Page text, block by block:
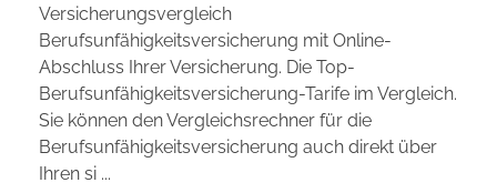
Versicherungsvergleich
Berufsunfähigkeitsversicherung mit Online-
Abschluss Ihrer Versicherung. Die Top-
Berufsunfähigkeitsversicherung-Tarife im Vergleich.
Sie können den Vergleichsrechner für die
Berufsunfähigkeitsversicherung auch direkt über
Ihren si ...